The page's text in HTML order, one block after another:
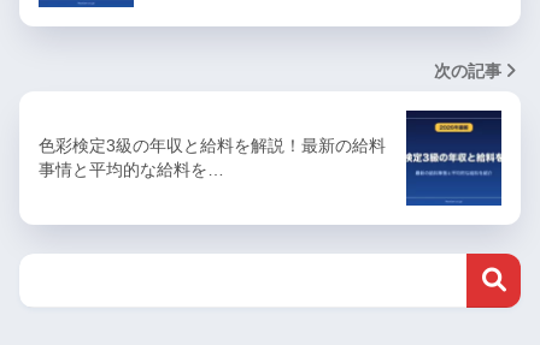
次の記事
色彩検定3級の年収と給料を解説！最新の給料
事情と平均的な給料を…